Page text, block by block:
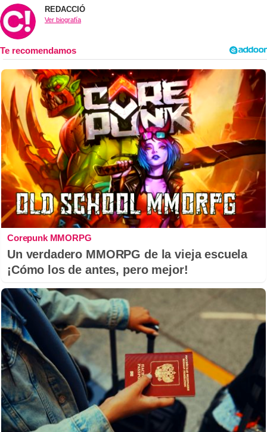
REDACCIÓ
Ver biografía
Corepunk MMORPG
Un verdadero MMORPG de la vieja escuela
¡Cómo los de antes, pero mejor!